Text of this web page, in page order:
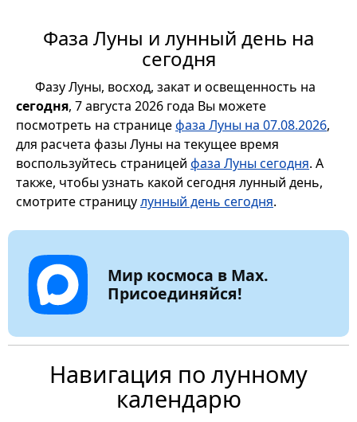
Фаза Луны и лунный день на
сегодня
Фазу Луны, восход, закат и освещенность на
сегодня, 7 августа 2026 года Вы можете
посмотреть на страницефаза Луны на 07.08.2026,
для расчета фазы Луны на текущее время
воспользуйтесь страницей фаза Луны сегодня. А
также, чтобы узнать какой сегодня лунный день,
смотрите страницулунный день сегодня.
Мир космоса в Max.
Присоединяйся!
Навигация по лунному
календарю